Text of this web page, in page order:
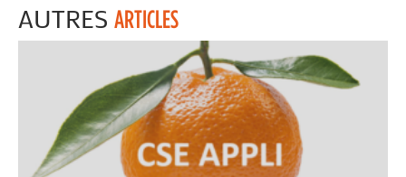
AUTRES ARTICLES